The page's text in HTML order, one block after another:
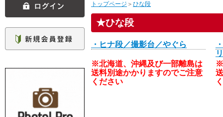
トップページ ＞ ひな段
ひな段
・ヒナ段／撮影台／やぐら
※北海道、沖縄及び一部離島は
送料別途かかりますのでご注意
ください
※